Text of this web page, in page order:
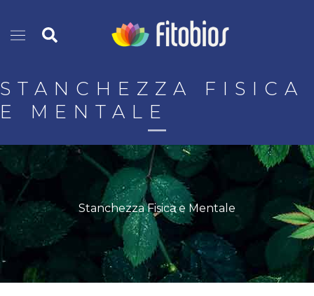
contenutoCerca
STANCHEZZA FISICA
E MENTALE
Stanchezza Fisica e Mentale